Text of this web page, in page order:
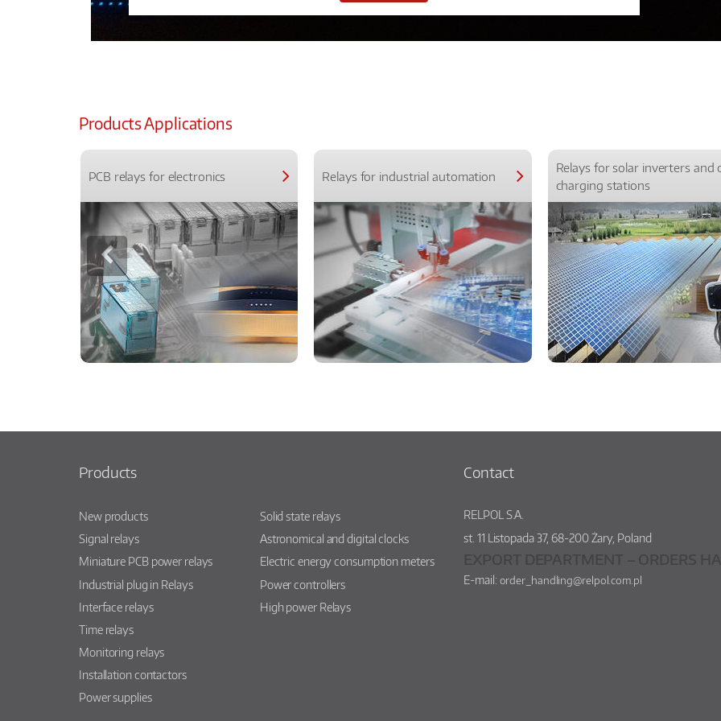
Products Applications
PCB relays for electronics Relays for industrial automation
Relays for solar inverters and
charging stations
Products
New products
Signal relays
Miniature PCB power relays
Industrial plug in Relays
Interface relays
Time relays
Monitoring relays
Installation contactors
Power supplies
Solid state relays
Astronomical and digital clocks
Electric energy consumption meters
Power controllers
High power Relays
Contact
RELPOL S.A.
st. 11 Listopada 37,68-200Żary, Poland
E-mail: order_handling@relpol.com.pl